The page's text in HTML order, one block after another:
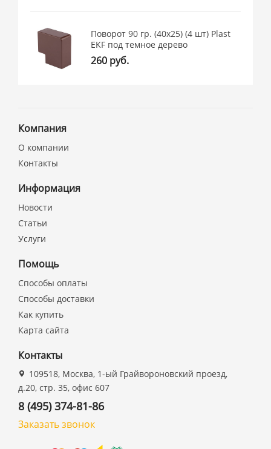
Поворот 90 гр. (40х25) (4 шт) Plast
EKF под темное дерево
260 руб.
Компания
О компании
Контакты
Информация
Новости
Статьи
Услуги
Помощь
Способы оплаты
Способы доставки
Как купить
Карта сайта
Контакты
109518, Москва, 1-ый Грайвороновский проезд,
д.20, стр. 35, офис 607
8 (495) 374-81-86
Заказать звонок